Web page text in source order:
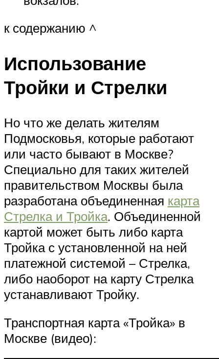
к содержанию ^
Использование
Тройки и Стрелки
Но что же делать жителям
Подмосковья, которые работают
или часто бывают в Москве?
Специально для таких жителей
правительством Москвы была
разработана объединенная карта
Стрелка и Тройка. Объединенной
картой может быть либо карта
Тройка с установленной на ней
платежной системой – Стрелка,
либо наоборот на карту Стрелка
устанавливают Тройку.
Транспортная карта «Тройка» в
Москве (видео):